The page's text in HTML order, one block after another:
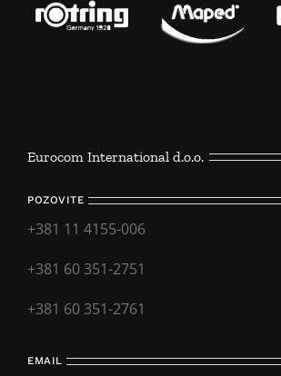
Eurocom International d.o.o.
POZOVITE
+381 11 4155-006
+381 60 351-2751
+381 60 351-2761
EMAIL